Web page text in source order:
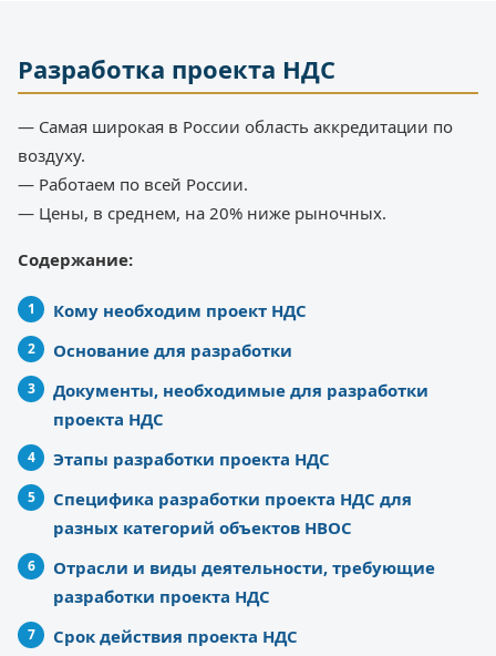
Разработка проекта НДС
— Самая широкая в России область аккредитации по
воздуху.
— Работаем по всей России.
— Цены, в среднем, на 20% ниже рыночных.
Содержание:
Кому необходим проект НДС
Основание для разработки
Документы, необходимые для разработки
проекта НДС
Этапы разработки проекта НДС
Специфика разработки проекта НДС для
разных категорий объектов НВОС
Отрасли и виды деятельности, требующие
разработки проекта НДС
Срок действия проекта НДС